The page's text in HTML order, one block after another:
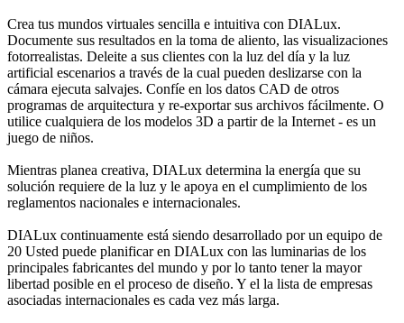
Crea tus mundos virtuales sencilla e intuitiva con DIALux.
Documente sus resultados en la toma de aliento, las visualizaciones
fotorrealistas. Deleite a sus clientes con la luz del día y la luz
artificial escenarios a través de la cual pueden deslizarse con la
cámara ejecuta salvajes. Confíe en los datos CAD de otros
programas de arquitectura y re-exportar sus archivos fácilmente. O
utilice cualquiera de los modelos 3D a partir de la Internet - es un
juego de niños.
Mientras planea creativa, DIALux determina la energía que su
solución requiere de la luz y le apoya en el cumplimiento de los
reglamentos nacionales e internacionales.
DIALux continuamente está siendo desarrollado por un equipo de
20 Usted puede planificar en DIALux con las luminarias de los
principales fabricantes del mundo y por lo tanto tener la mayor
libertad posible en el proceso de diseño. Y el la lista de empresas
asociadas internacionales es cada vez más larga.